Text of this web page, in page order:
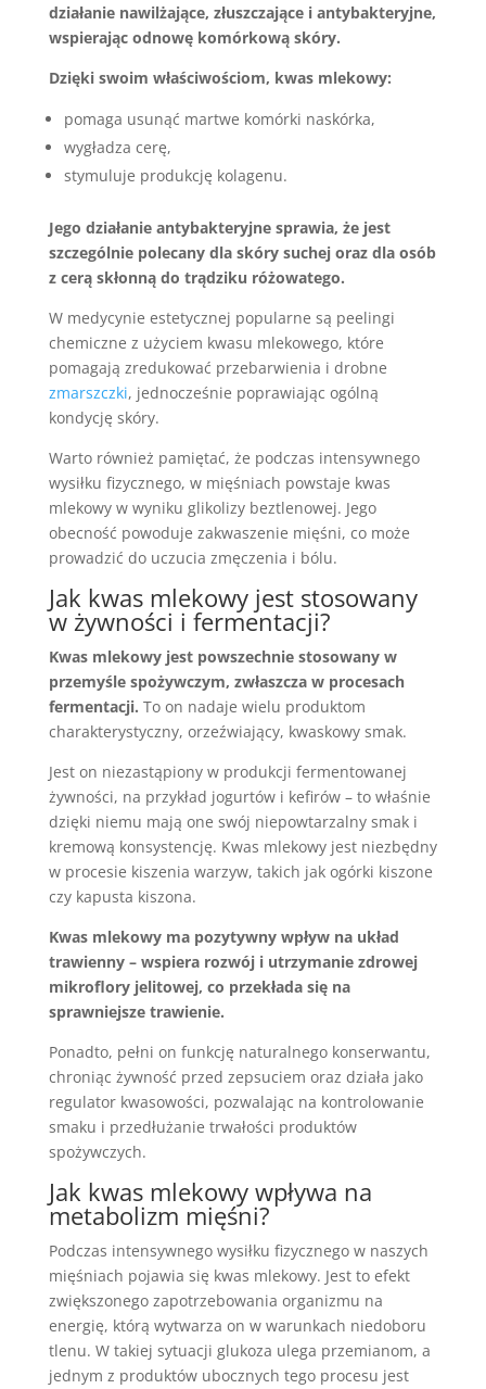
działanie nawilżające, złuszczające i antybakteryjne,
wspierając odnowę komórkową skóry.
Dzięki swoim właściwościom, kwas mlekowy:
pomaga usunąć martwe komórki naskórka,
wygładza cerę,
stymuluje produkcję kolagenu.
Jego działanie antybakteryjne sprawia, że jest
szczególnie polecany dla skóry suchej oraz dla osób
z cerą skłonną do trądziku różowatego.
W medycynie estetycznej popularne są peelingi
chemiczne z użyciem kwasu mlekowego, które
pomagają zredukować przebarwienia i drobne
zmarszczki, jednocześnie poprawiając ogólną
kondycję skóry.
Warto również pamiętać, że podczas intensywnego
wysiłku fizycznego, w mięśniach powstaje kwas
mlekowy w wyniku glikolizy beztlenowej. Jego
obecność powoduje zakwaszenie mięśni, co może
prowadzić do uczucia zmęczenia i bólu.
Jak kwas mlekowy jest stosowany
w żywności i fermentacji?
Kwas mlekowy jest powszechnie stosowany w
przemyśle spożywczym, zwłaszcza w procesach
fermentacji. To on nadaje wielu produktom
charakterystyczny, orzeźwiający, kwaskowy smak.
Jest on niezastąpiony w produkcji fermentowanej
żywności, na przykład jogurtów i kefirów – to właśnie
dzięki niemu mają one swój niepowtarzalny smak i
kremową konsystencję. Kwas mlekowy jest niezbędny
w procesie kiszenia warzyw, takich jak ogórki kiszone
czy kapusta kiszona.
Kwas mlekowy ma pozytywny wpływ na układ
trawienny – wspiera rozwój i utrzymanie zdrowej
mikroflory jelitowej, co przekłada się na
sprawniejsze trawienie.
Ponadto, pełni on funkcję naturalnego konserwantu,
chroniąc żywność przed zepsuciem oraz działa jako
regulator kwasowości, pozwalając na kontrolowanie
smaku i przedłużanie trwałości produktów
spożywczych.
Jak kwas mlekowy wpływa na
metabolizm mięśni?
Podczas intensywnego wysiłku fizycznego w naszych
mięśniach pojawia się kwas mlekowy. Jest to efekt
zwiększonego zapotrzebowania organizmu na
energię, którą wytwarza on w warunkach niedoboru
tlenu. W takiej sytuacji glukoza ulega przemianom, a
jednym z produktów ubocznych tego procesu jest